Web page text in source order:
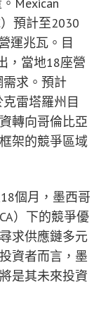
預計至2030
運兆瓦。目
，當地18座營
求。預計
雷塔羅州目
轉向哥倫比亞
架的競爭區域
個月，墨西哥
）下的競爭優
求供應鏈多元
資者而言，墨
是其未來投資